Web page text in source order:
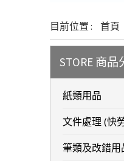
目前位置 : 首頁
STORE 商品
紙類用品
文件處理 (快
筆類及改錯用